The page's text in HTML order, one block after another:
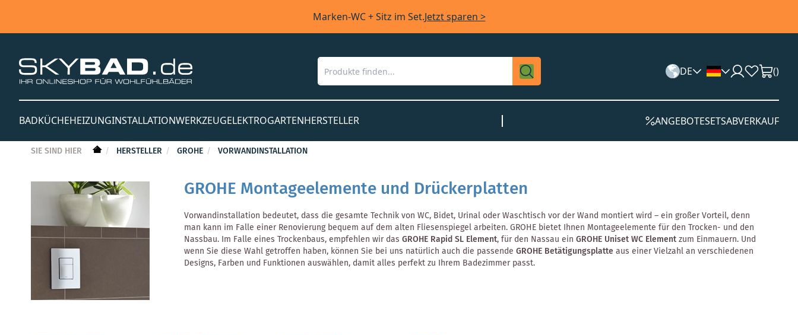
Marken-WC + Sitz im Set.Jetzt sparen >
DE ()
BADKÜCHEHEIZUNGINSTALLATIONWERKZEUGELEKTROGARTENHERSTELLER ANGEBOTESETSABVERKAUF
SIE SIND HIER HERSTELLER GROHE VORWANDINSTALLATION
GROHE Montageelemente und Drückerplatten
Vorwandinstallation bedeutet, dass die gesamte Technik von WC, Bidet, Urinal oder Waschtisch vor der Wand montiert wird – ein großer Vorteil, denn
man kann im Falle einer Renovierung bequem auf dem alten Fliesenspiegel arbeiten. GROHE bietet Ihnen Montageelemente für den Trocken- und den
Nassbau. Im Falle eines Trockenbaus, empfehlen wir das GROHE Rapid SL Element, für den Nassau ein GROHE Uniset WC Elementzum Einmauern. Und
wenn Sie diese Wahl getroffen haben, können Sie bei uns natürlich auch die passende GROHE Betätigungsplatteaus einer Vielzahl an verschiedenen
Designs, Farben und Funktionen auswählen, damit alles perfekt zu Ihrem Badezimmer passt.